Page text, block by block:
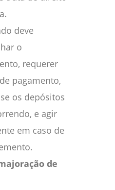
deve
o
requerer
pagamento,
os depósitos
e agir
em caso de
de